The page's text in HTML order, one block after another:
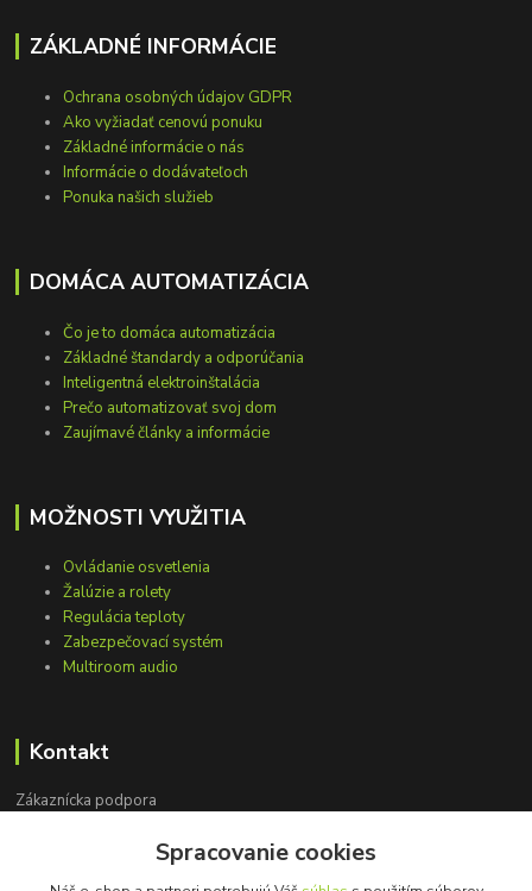
ZÁKLADNÉ INFORMÁCIE
Ochrana osobných údajov GDPR
Ako vyžiadať cenovú ponuku
Základné informácie o nás
Informácie o dodávateľoch
Ponuka našich služieb
DOMÁCA AUTOMATIZÁCIA
Čo je to domáca automatizácia
Základné štandardy a odporúčania
Inteligentná elektroinštalácia
Prečo automatizovať svoj dom
Zaujímavé články a informácie
MOŽNOSTI VYUŽITIA
Ovládanie osvetlenia
Žalúzie a rolety
Regulácia teploty
Zabezpečovací systém
Multiroom audio
Kontakt
Zákaznícka podpora
Spracovanie cookies